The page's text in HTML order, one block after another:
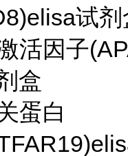
试剂
活因子
盒
蛋白